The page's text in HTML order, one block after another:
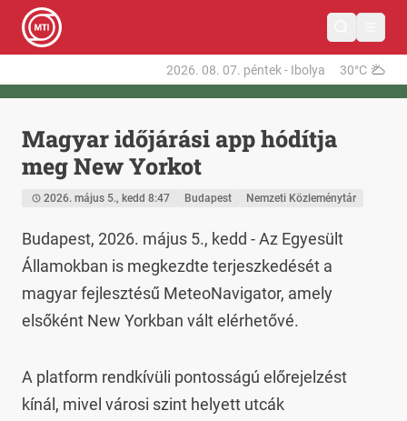
2026. 08. 07. péntek- Ibolya 30°C
Magyar időjárási app hódítja
meg New Yorkot
2026. május 5., kedd 8:47 Budapest Nemzeti Közleménytár
Budapest, 2026. május 5., kedd - Az Egyesült
Államokban is megkezdte terjeszkedését a
magyar fejlesztésű MeteoNavigator, amely
elsőként New Yorkban vált elérhetővé.
A platform rendkívüli pontosságú előrejelzést
kínál, mivel városi szint helyett utcák